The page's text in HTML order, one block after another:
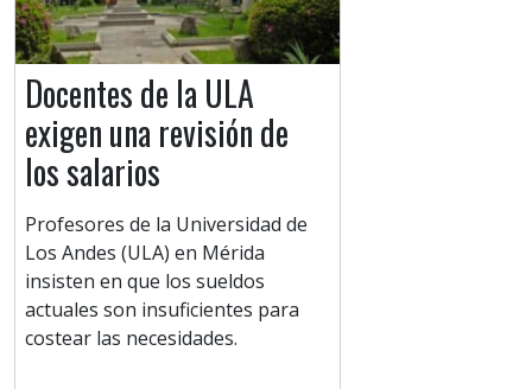
Docentes de la ULA
exigen una revisión de
los salarios
Profesores de la Universidad de
Los Andes (ULA) en Mérida
insisten en que los sueldos
actuales son insuficientes para
costear las necesidades.